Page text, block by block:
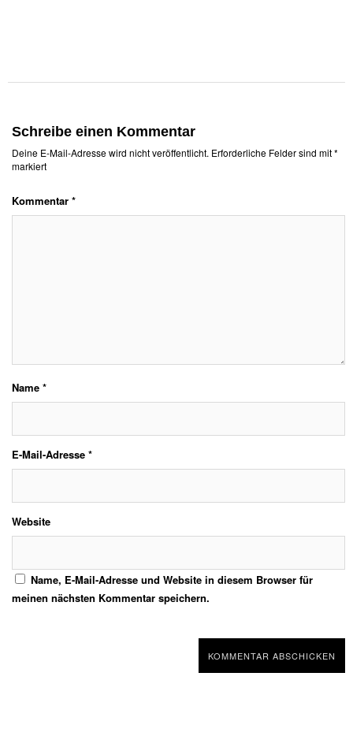
Schreibe einen Kommentar
Deine E-Mail-Adresse wird nicht veröffentlicht. Erforderliche Felder sind mit*
markiert
Kommentar *
Name *
E-Mail-Adresse *
Website
Name, E-Mail-Adresse und Website in diesem Browser für
meinen nächsten Kommentar speichern.